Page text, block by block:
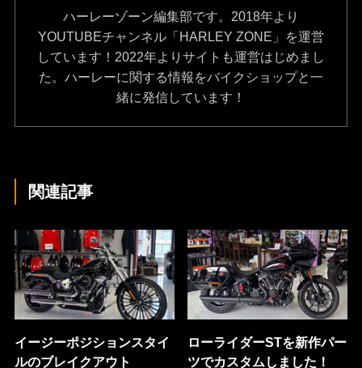
ハーレーゾーン編集部です。2018年より
YOUTUBEチャンネル「HARLEY ZONE」を運営
しています！2022年よりサイトも運営はじめまし
た。ハーレーに関する情報をバイクショップと一
緒に発信しています！
関連記事
イージーポジションスタイ
ルのブレイクアウト
ローライダーSTを新作パー
ツでカスタムしました！